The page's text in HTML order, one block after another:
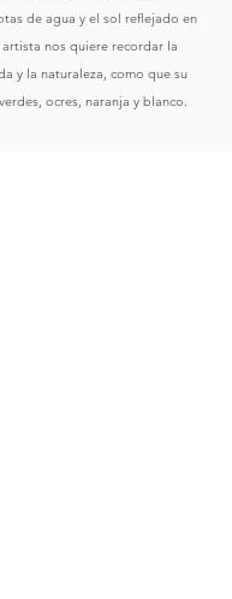
de agua y el sol reflejado en
nos quiere recordar la
y la naturaleza, como que su
ocres, naranja y blanco.